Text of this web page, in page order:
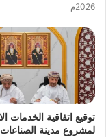
2026م
توقيع اتفاقية الخدمات
لمشروع مدينة